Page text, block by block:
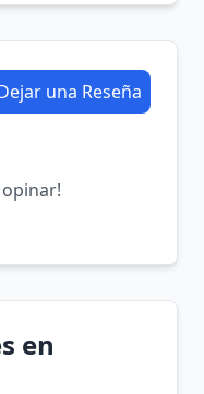
una Reseña
opinar!
en